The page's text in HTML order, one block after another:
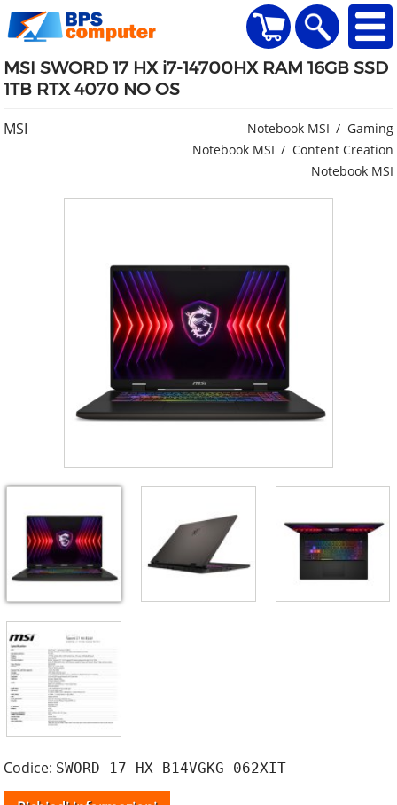
MSI SWORD 17 HX i7-14700HX RAM 16GB SSD
1TB RTX 4070 NO OS
MSI Notebook MSI
Gaming
Notebook MSI
Content Creation
Notebook MSI
Codice: SWORD 17 HX B14VGKG-062XIT
home Visualizza il
Ricerca